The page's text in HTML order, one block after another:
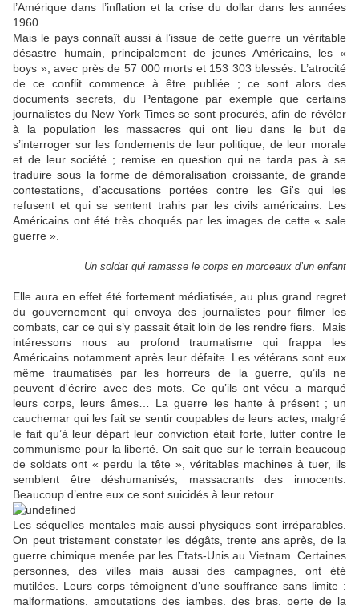
l’Amérique dans l’inflation et la crise du dollar dans les années
1960.
Mais le pays connaît aussi à l’issue de cette guerre un véritable
désastre humain, principalement de jeunes Américains, les «
boys », avec près de 57 000 morts et 153 303 blessés. L’atrocité
de ce conflit commence à être publiée ; ce sont alors des
documents secrets, du Pentagone par exemple que certains
journalistes du New York Times se sont procurés, afin de révéler
à la population les massacres qui ont lieu dans le but de
s’interroger sur les fondements de leur politique, de leur morale
et de leur société ; remise en question qui ne tarda pas à se
traduire sous la forme de démoralisation croissante, de grande
contestations, d’accusations portées contre les Gi's qui les
refusent et qui se sentent trahis par les civils américains. Les
Américains ont été très choqués par les images de cette « sale
guerre ».
Un soldat qui ramasse le corps en morceaux d’un enfant
Elle aura en effet été fortement médiatisée, au plus grand regret
du gouvernement qui envoya des journalistes pour filmer les
combats, car ce qui s’y passait était loin de les rendre fiers. Mais
intéressons nous au profond traumatisme qui frappa les
Américains notamment après leur défaite. Les vétérans sont eux
même traumatisés par les horreurs de la guerre, qu’ils ne
peuvent d'écrire avec des mots. Ce qu’ils ont vécu a marqué
leurs corps, leurs âmes… La guerre les hante à présent ; un
cauchemar qui les fait se sentir coupables de leurs actes, malgré
le fait qu’à leur départ leur conviction était forte, lutter contre le
communisme pour la liberté. On sait que sur le terrain beaucoup
de soldats ont « perdu la tête », véritables machines à tuer, ils
semblent être déshumanisés, massacrants des innocents.
Beaucoup d’entre eux ce sont suicidés à leur retour…
Les séquelles mentales mais aussi physiques sont irréparables.
On peut tristement constater les dégâts, trente ans après, de la
guerre chimique menée par les Etats-Unis au Vietnam. Certaines
personnes, des villes mais aussi des campagnes, ont été
mutilées. Leurs corps témoignent d’une souffrance sans limite :
malformations, amputations des jambes, des bras, perte de la